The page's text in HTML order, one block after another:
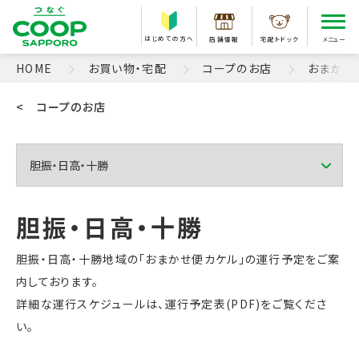
はじめての方へ 店舗情報 宅配トドック メニュー
HOME お買い物・宅配 コープのお店 おまかせ
胆振・日高・十勝地域の「おまかせ便カケル」の運行予定をご案
内しております。
詳細な運行スケジュールは、運行予定表(PDF)をご覧くださ
い。
< コープのお店